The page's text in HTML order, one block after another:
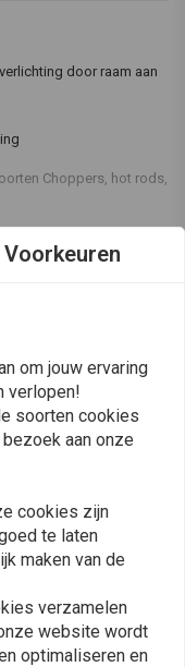
door raam aan
Choppers, hot rods,
(2 beoordelingen)
Bernd H.
Gutes
- 5 Sterne!
Voorkeuren
om jouw ervaring
verlopen!
soorten cookies
aan onze
cookies zijn
te laten
maken van de
verzamelen
website wordt
optimaliseren en